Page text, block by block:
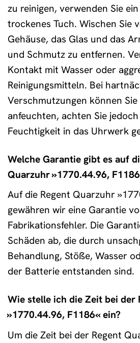
zu reinigen, verwenden Sie
trockenes Tuch. Wischen Sie
Gehäuse, das Glas und das
und Schmutz zu entfernen.
Kontakt mit Wasser oder
Reinigungsmitteln. Bei
Verschmutzungen können
anfeuchten, achten Sie
Feuchtigkeit in das Uhrwerk
Welche Garantie gibt es auf
Quarzuhr »1770.44.96,
Auf die Regent Quarzuhr
gewähren wir eine Garantie
Fabrikationsfehler. Die
Schäden ab, die durch
Behandlung, Stöße, Wasser
der Batterie entstanden sind.
Wie stelle ich die Zeit bei der
»1770.44.96, F1186« ein?
Um die Zeit bei der Regent